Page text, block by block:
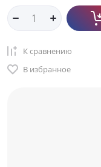
К сравнению
В избранное